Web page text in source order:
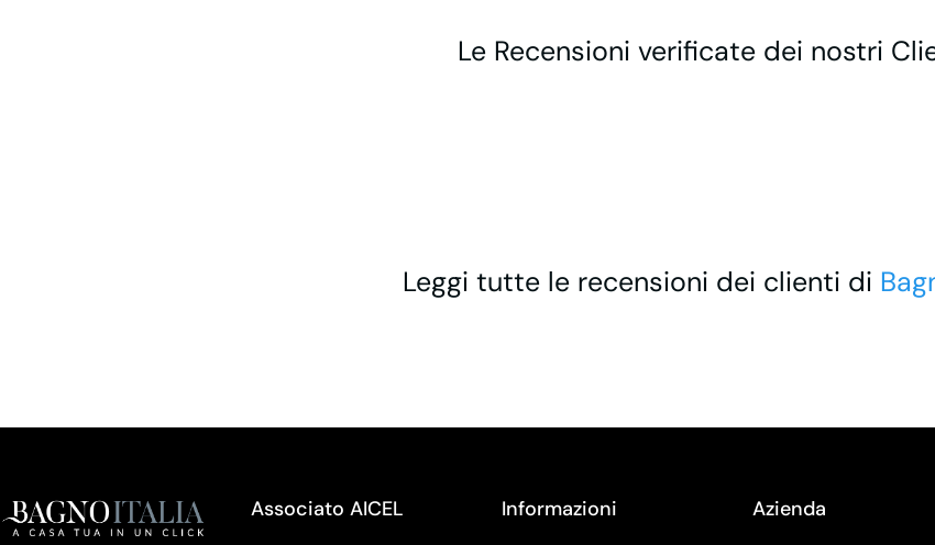
Le Recensioni verificate dei nostri
Leggi tutte le recensioni dei clienti di
Associato AICEL Informazioni Azienda